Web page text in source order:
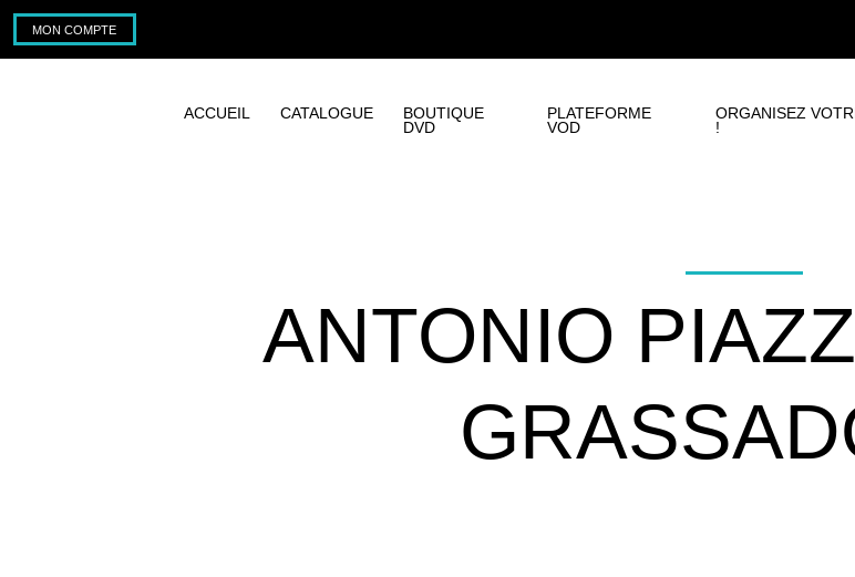
MON COMPTE
ACCUEIL CATALOGUE
BOUTIQUE
DVD
PLATEFORME
VOD
ORGANISEZ
!
ANTONIO